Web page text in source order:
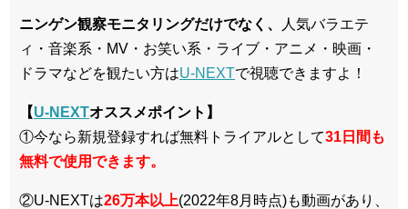
ニンゲン観察モニタリングだけでなく、
人気バラエテ
ィ・音楽系・MV・お笑い系・ライブ・アニメ・映画・
ドラマなどを観たい方はU-NEXTで視聴できますよ！
【U-NEXTオススメポイント】
①今なら新規登録すれば無料トライアルとして31日間も
無料で使用できます。
②U-NEXTは26万本以上(2022年8月時点)も動画があり、